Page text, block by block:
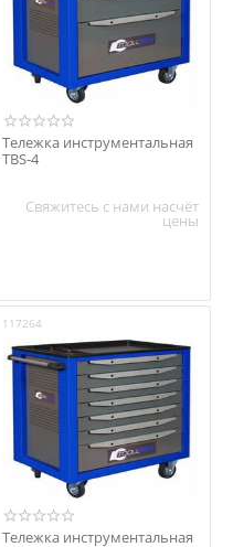
Тележка инструментальная
TBS-4
Свяжитесь с нами насчёт
цены
117264
Тележка инструментальная